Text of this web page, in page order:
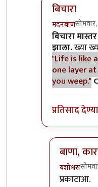
बिचारा
मदनबाण
In reply to
बिचारा
झाला.ख्या
"Life is like
one layer
you weep."
प्रतिसाद
बाणा,
यशोधरा
In reply to
प्रकाटाआ.